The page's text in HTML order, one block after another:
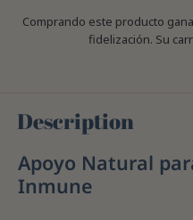
Comprando este producto
fidelización. Su
Description
Apoyo Natural
Inmune